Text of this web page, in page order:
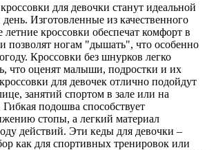
для девочки станут идеальной
Изготовленные из качественного
летние кроссовки обеспечат комфорт в
позволят ногам "дышать", что особенно
Кроссовки без шнурков легко
что оценят малыши, подростки и их
для девочек отлично подойдут
занятий спортом в зале или на
подошва способствует
стопы, а легкий материал
действий. Эти кеды для девочки –
как для спортивных тренировок или